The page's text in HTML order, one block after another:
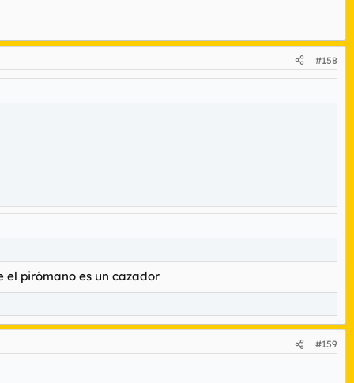
#158
pirómano es un cazador
#159